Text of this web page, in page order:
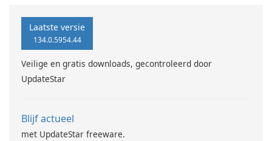
Laatste versie
134.0.5954.44
Veilige en gratis downloads, gecontroleerd door
UpdateStar
Blijf actueel
met UpdateStar freeware.